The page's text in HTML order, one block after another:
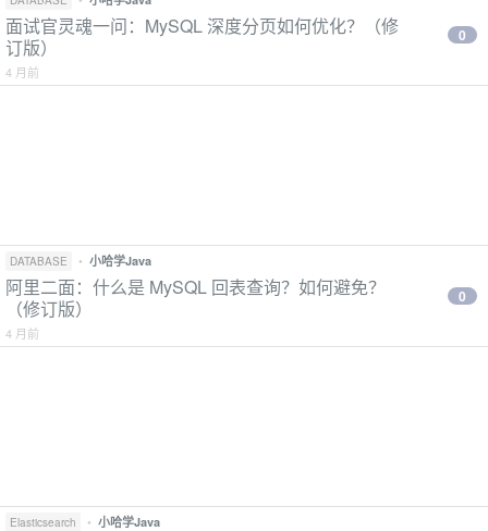
面试官灵魂一问：MySQL 深度分页如何优化？（修
订版）
4 月前
0
DATABASE • 小哈学Java
阿里二面：什么是 MySQL 回表查询？如何避免？
（修订版）
4 月前
0
Elasticsearch • 小哈学Java